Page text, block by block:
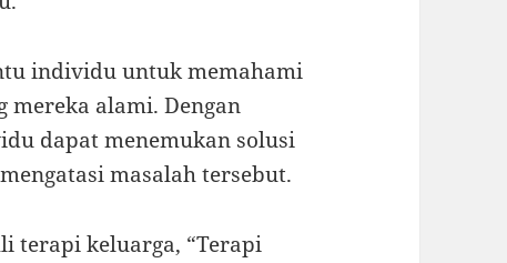
individu untuk memahami
mereka alami. Dengan
dapat menemukan solusi
masalah tersebut.
terapi keluarga, “Terapi